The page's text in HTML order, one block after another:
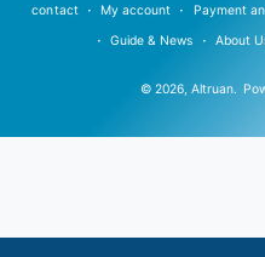
© 2026,Altruan.
contact My account Payment
Guide & News About